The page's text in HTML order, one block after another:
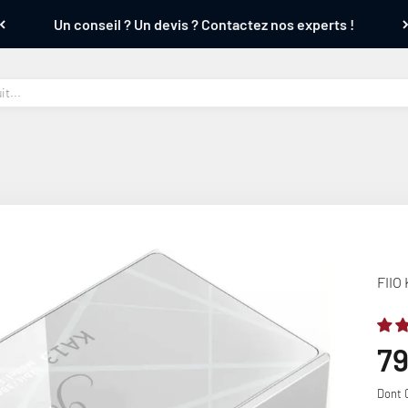
Un conseil ? Un devis ? Contactez nos experts !
FIIO
Dont